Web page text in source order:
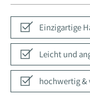
Einzigartige
Leicht und
hochwertig &